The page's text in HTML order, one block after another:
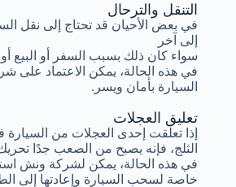
تعليق العجلات
إذا تعلقت إحدى العجلات من السيارة
الثلج، فإنه يصبح من الصعب جدًا
في هذه الحالة، يمكن لشركة ونش
خاصة لسحب السيارة وإعادتها إلى
التنقل والترحال
في بعض الأحيان قد تحتاج إلى نقل
إلى آخر
سواء كان ذلك بسبب السفر أو البيع
في هذه الحالة، يمكن الاعتماد على
السيارة بأمان ويسر.